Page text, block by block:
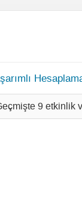
9 etkinlik